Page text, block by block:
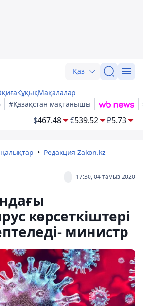
Қаз
ҚұқықМақалалар
#Қазақстан мақтанышы
$467.48 €539.52 ₽5.73
Редакция Zakon.kz
17:30, 04 тамыз 2020
көрсеткіштері
министр